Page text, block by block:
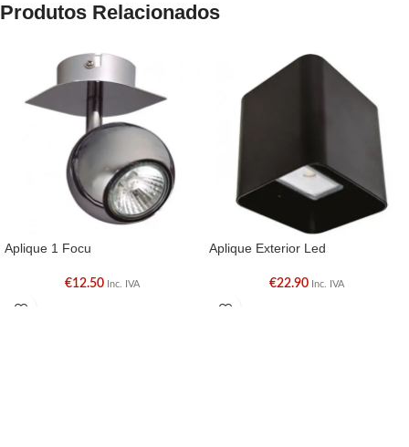
Produtos Relacionados
Aplique 1 Focu
€12.50 Inc. IVA
Aplique Exterior Led
€22.90 Inc. IVA